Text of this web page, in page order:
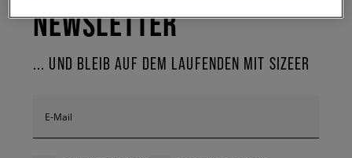
NEWSLETTER
... UND BLEIB AUF DEM LAUFENDEN MIT SIZEER
E-Mail